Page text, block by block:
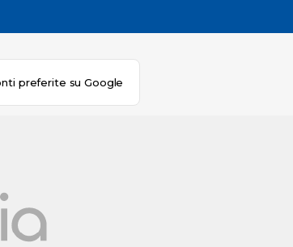
preferite su Google